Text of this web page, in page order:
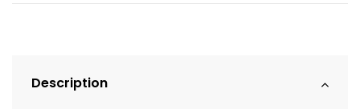
Description